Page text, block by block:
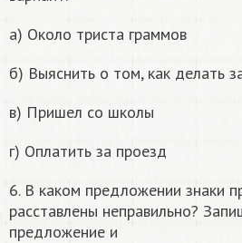
а) Около триста граммов
б) Выяснить о том, как делать
в) Пришел со школы
г) Оплатить за проезд
6. В каком предложении знаки
расставлены неправильно?
предложение и